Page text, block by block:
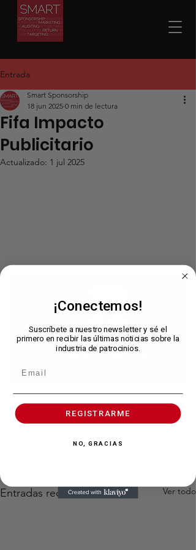
Entrada
Fifa Impacto
Publicitario
Smart Sponsorship
18 jun 2025 0 min de lectura
Actualizado: 1 jul 2025
Entradas recientes Ver todo
¡Conectemos!
Suscríbete a nuestro newsletter y sé el
primero en recibir las últimas noticias sobre la
industria de patrocinios.
REGISTRARME
NO, GRACIAS